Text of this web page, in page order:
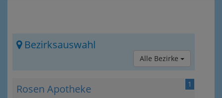
Bezirksauswahl
Alle Bezirke
1
Rosen Apotheke